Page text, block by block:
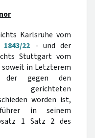
Karlsruhe vom
22 - und der
Stuttgart vom
in Letzterem
der gegen den
gerichteten
worden ist,
in seinem
1 Satz 2 des